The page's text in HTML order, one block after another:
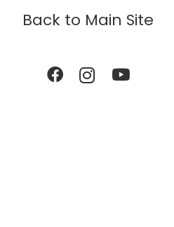
Back to Main Site